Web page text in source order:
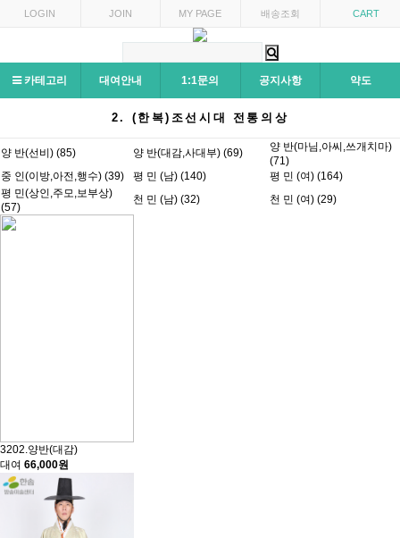
LOGIN JOIN MY PAGE 배송조회 CART
카테고리 대여안내 1:1문의 공지사항 약도
2. (한복)조선시대 전통의상
양 반(선비) (85) 양 반(대감,사대부) (69)
양 반(마님,아씨,쓰개치마)
(71)
중 인(이방,아전,행수) (39)
평 민 (남) (140)
평 민 (여) (164)
평 민(상인,주모,보부상)
(57)
천 민 (남) (32) 천 민 (여) (29)
3202.양반(대감)
대여 66,000원